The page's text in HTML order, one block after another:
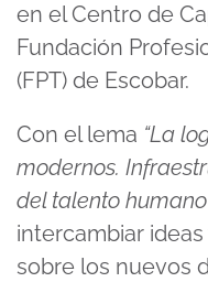
en el Centro de
Fundación
(FPT) de Escobar.
Con el lema “La
modernos.
del talento
intercambiar
sobre los nuevos